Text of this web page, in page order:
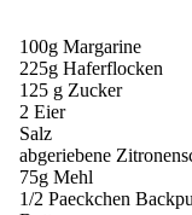
100g Margarine
225g Haferflocken
125 g Zucker
2 Eier
Salz
abgeriebene
75g Mehl
1/2 Paeckchen